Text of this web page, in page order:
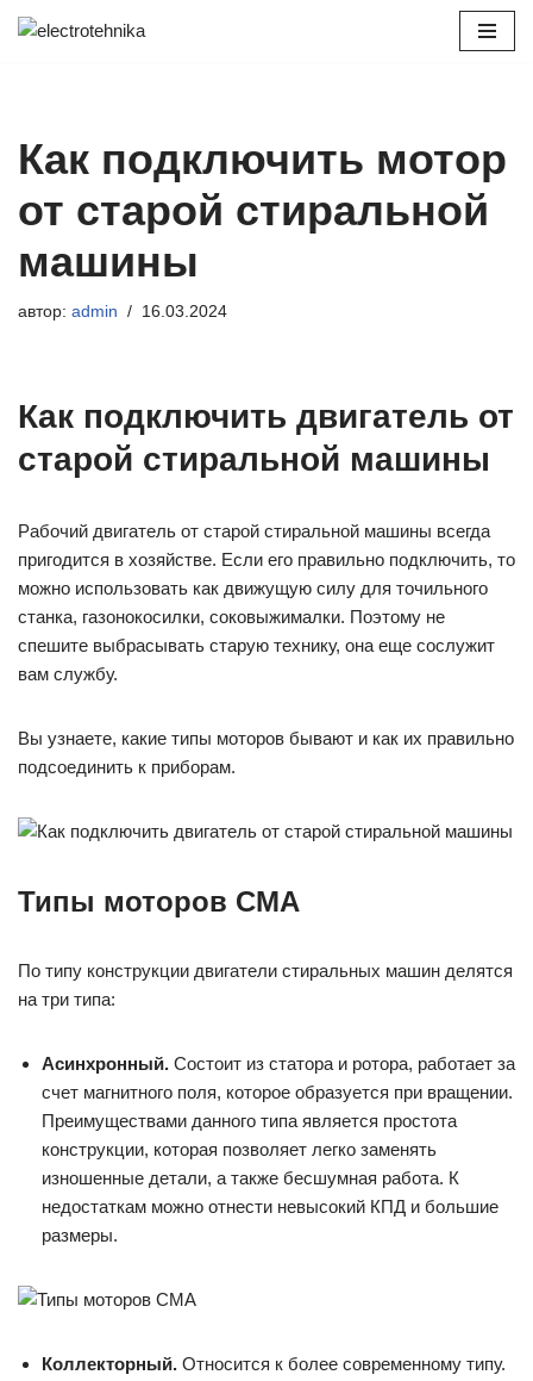
Как подключить мотор
от старой стиральной
машины
автор: admin 16.03.2024
Как подключить двигатель от
старой стиральной машины
Рабочий двигатель от старой стиральной машины всегда
пригодится в хозяйстве. Если его правильно подключить, то
можно использовать как движущую силу для точильного
станка, газонокосилки, соковыжималки. Поэтому не
спешите выбрасывать старую технику, она еще сослужит
вам службу.
Вы узнаете, какие типы моторов бывают и как их правильно
подсоединить к приборам.
Типы моторов СМА
По типу конструкции двигатели стиральных машин делятся
на три типа:
Асинхронный. Состоит из статора и ротора, работает за
счет магнитного поля, которое образуется при вращении.
Преимуществами данного типа является простота
конструкции, которая позволяет легко заменять
изношенные детали, а также бесшумная работа. К
недостаткам можно отнести невысокий КПД и большие
размеры.
Коллекторный. Относится к более современному типу.